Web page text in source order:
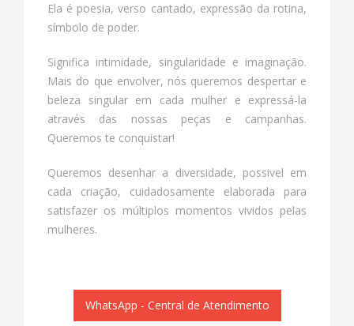
Ela é poesia, verso cantado, expressão da rotina,
símbolo de poder.
Significa intimidade, singularidade e imaginação.
Mais do que envolver, nós queremos despertar e
beleza singular em cada mulher e expressá-la
através das nossas peças e campanhas.
Queremos te conquistar!
Queremos desenhar a diversidade, possivel em
cada criação, cuidadosamente elaborada para
satisfazer os múltiplos momentos vividos pelas
mulheres.
WhatsApp - Central de Atendimento